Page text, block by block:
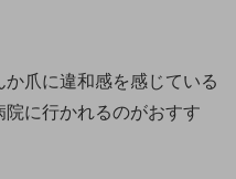
爪に違和感を感じている
院に行かれるのがおすす